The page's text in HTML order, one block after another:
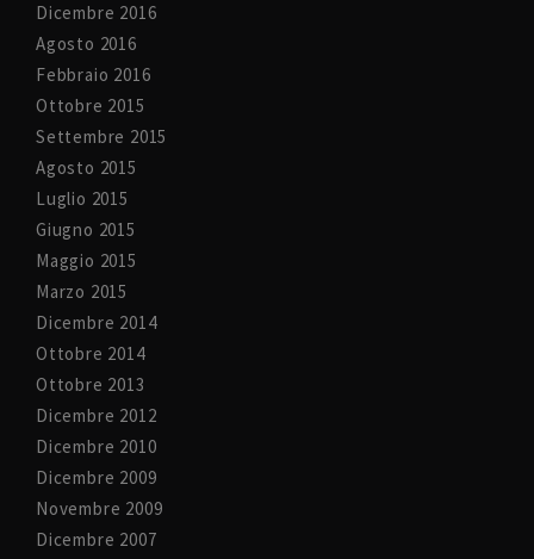
Dicembre 2016
Agosto 2016
Febbraio 2016
Ottobre 2015
Settembre 2015
Agosto 2015
Luglio 2015
Giugno 2015
Maggio 2015
Marzo 2015
Dicembre 2014
Ottobre 2014
Ottobre 2013
Dicembre 2012
Dicembre 2010
Dicembre 2009
Novembre 2009
Dicembre 2007